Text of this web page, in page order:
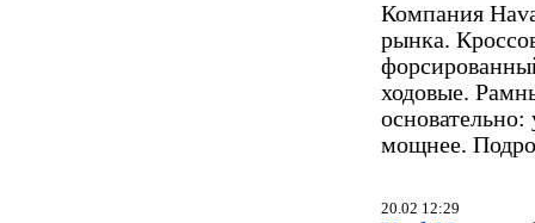
Компания
рынка.
ходовые.
мощнее.
20.02 12:29